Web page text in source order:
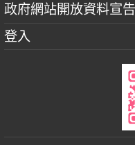
政府網站開放資料宣告
登入